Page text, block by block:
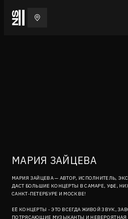
МАРИЯ ЗАЙЦЕВА
МАРИЯ ЗАЙЦЕВА — АВТОР, ИСПОЛНИТЕЛЬ,
ДАСТ БОЛЬШИЕ КОНЦЕРТЫ В САМАРЕ, УФЕ,
САНКТ-ПЕТЕРБУРЕ И МОСКВЕ!
ЕЁ КОНЦЕРТЫ - ЭТО ВСЕГДА ЖИВОЙ ЗВУК,
ПОТРЯСАЮЩИЕ МУЗЫКАНТЫ И НЕВЕРОЯТНАЯ